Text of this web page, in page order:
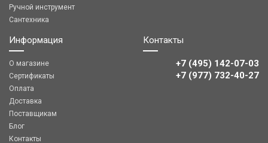
Ручной инструмент
Сантехника
Информация
О магазине
Сертификаты
Оплата
Доставка
Поставщикам
Блог
Контакты
Контакты
+7 (495) 142-07-03
‎‎+7 (977) 732-40-27